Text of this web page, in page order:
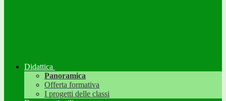
Didattica
Panoramica
Offerta formativa
I progetti delle classi